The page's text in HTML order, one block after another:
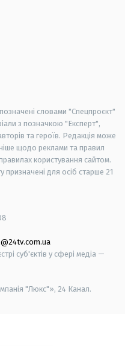
словами "Спецпроєкт"
з позначкою "Експерт",
та героїв. Редакція може
щодо реклами та правил
користування сайтом.
призначені для осіб старше 21
суб'єктів у сфері медіа —
"Люкс"», 24 Канал.